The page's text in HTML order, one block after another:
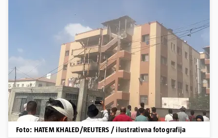
Foto: HATEM KHALED/REUTERS / ilustrativna fotografija